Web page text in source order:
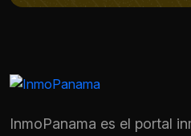
InmoPanama es el portal